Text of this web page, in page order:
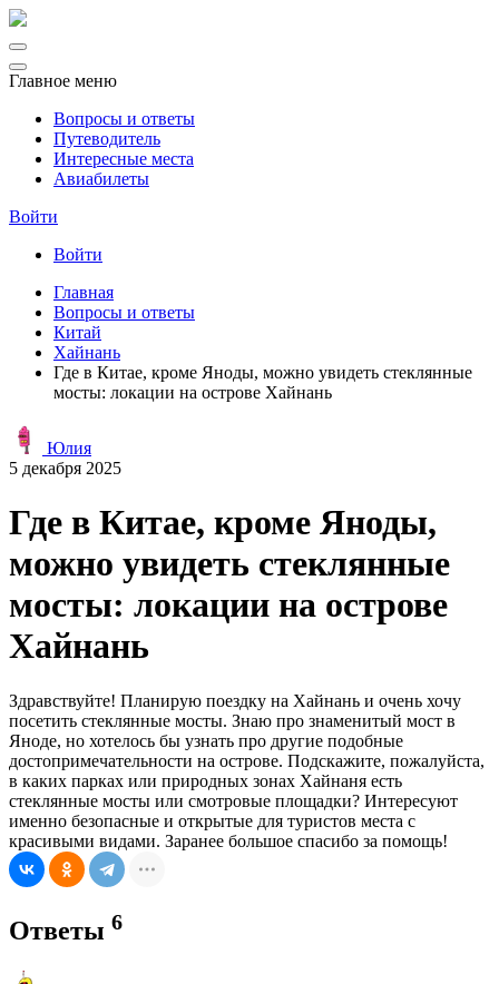
Главное меню
Вопросы и ответы
Путеводитель
Интересные места
Авиабилеты
Войти
Войти
Главная
Вопросы и ответы
Китай
Хайнань
Где в Китае, кроме Яноды, можно увидеть стеклянные
мосты: локации на острове Хайнань
Юлия
5 декабря 2025
Где в Китае, кроме Яноды,
можно увидеть стеклянные
мосты: локации на острове
Хайнань
Здравствуйте! Планирую поездку на Хайнань и очень хочу
посетить стеклянные мосты. Знаю про знаменитый мост в
Яноде, но хотелось бы узнать про другие подобные
достопримечательности на острове. Подскажите, пожалуйста,
в каких парках или природных зонах Хайнаня есть
стеклянные мосты или смотровые площадки? Интересуют
именно безопасные и открытые для туристов места с
красивыми видами. Заранее большое спасибо за помощь!
Ответы 6